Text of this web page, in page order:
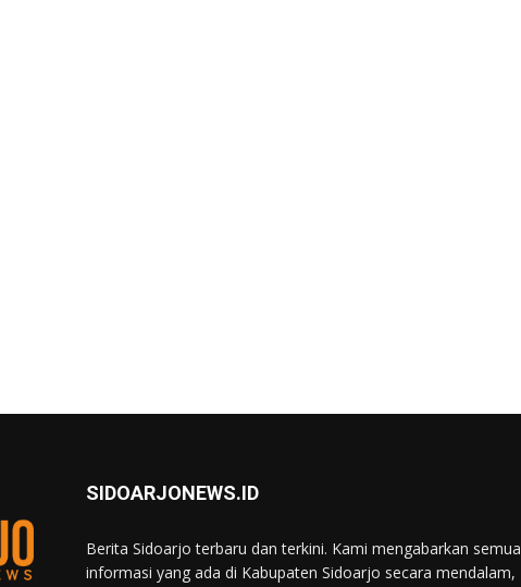
SIDOARJONEWS.ID
Berita Sidoarjo terbaru dan terkini. Kami mengabarkan semua
informasi yang ada di Kabupaten Sidoarjo secara mendalam,